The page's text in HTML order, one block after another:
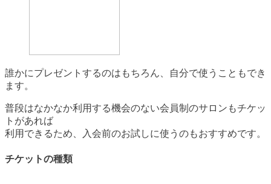
誰かにプレゼントするのはもちろん、自分で使うこともでき
ます。
普段はなかなか利用する機会のない会員制のサロンもチケッ
トがあれば
利用できるため、入会前のお試しに使うのもおすすめです。
チケットの種類